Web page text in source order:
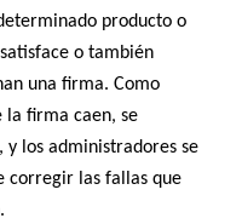
producto o
o también
una firma. Como
la firma caen, se
y los administradores se
corregir las fallas que